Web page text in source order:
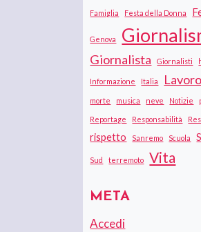
Famiglia Festa della Donna
Genova
Giornalista Giornalisti
Informazione Italia Lavoro
morte musica neve Notizie
Reportage Responsabilità
rispetto Sanremo Scuola
Sud terremoto Vita
META
Accedi